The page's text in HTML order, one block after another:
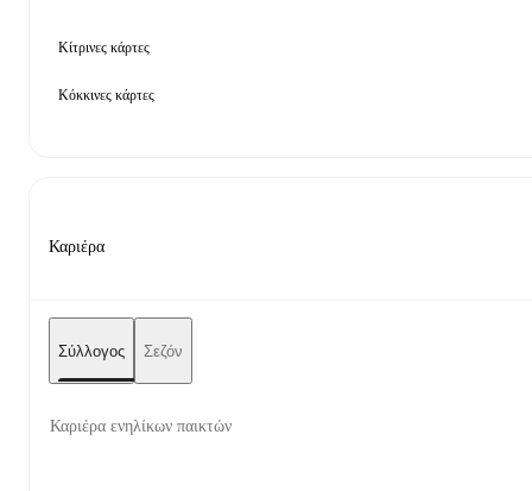
Κίτρινες κάρτες
Κόκκινες κάρτες
Καριέρα
Σύλλογος Σεζόν
Καριέρα ενηλίκων παικτών